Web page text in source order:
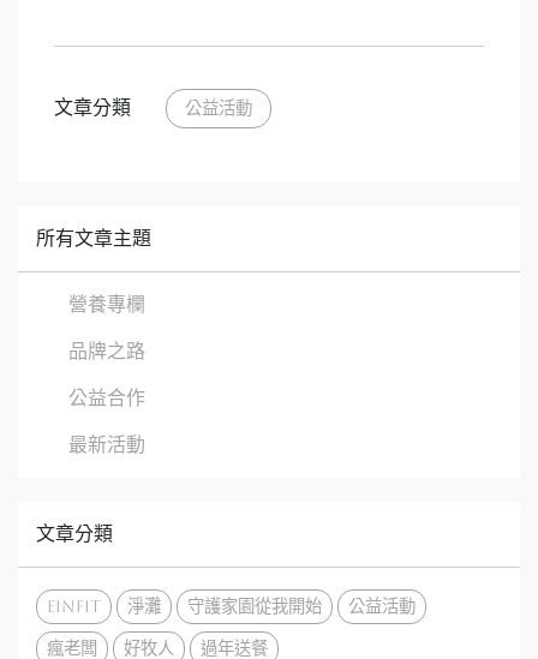
文章分類 公益活動
所有文章主題
營養專欄
品牌之路
公益合作
最新活動
文章分類
EinFit 淨灘 守護家園從我開始 公益活動
瘋老闆 好牧人 過年送餐